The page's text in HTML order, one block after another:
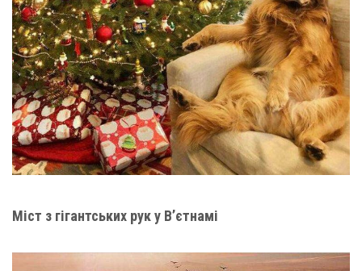
Міст з гігантських рук у В’єтнамі